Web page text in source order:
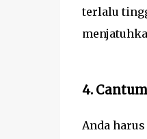
terlalu
4.
Anda